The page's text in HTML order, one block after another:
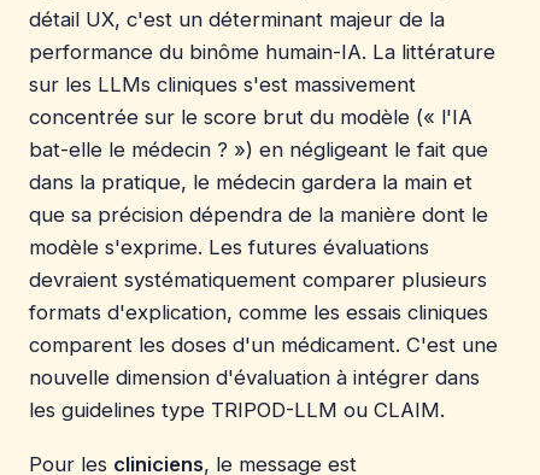
détail UX, c'est un déterminant majeur de la
performance du binôme humain-IA. La littérature
sur les LLMs cliniques s'est massivement
concentrée sur le score brut du modèle (« l'IA
bat-elle le médecin ? ») en négligeant le fait que
dans la pratique, le médecin gardera la main et
que sa précision dépendra de la manière dont le
modèle s'exprime. Les futures évaluations
devraient systématiquement comparer plusieurs
formats d'explication, comme les essais cliniques
comparent les doses d'un médicament. C'est une
nouvelle dimension d'évaluation à intégrer dans
les guidelines type TRIPOD-LLM ou CLAIM.
Pour les cliniciens, le message est